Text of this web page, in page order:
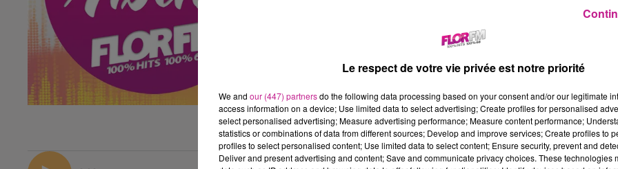
Le respect de votre vie privée est notre priorité
We and our (447) partnersdo the following data processing based on your consent and/or our legitimate
access information on a device; Use limited data to select advertising; Create profiles for personalised
select personalised advertising; Measure advertising performance; Measure content performance;
statistics or combinations of data from different sources; Develop and improve services; Create profiles to
profiles to select personalised content; Use limited data to select content; Ensure security, prevent and
Deliver and present advertising and content; Save and communicate privacy choices. These technologies